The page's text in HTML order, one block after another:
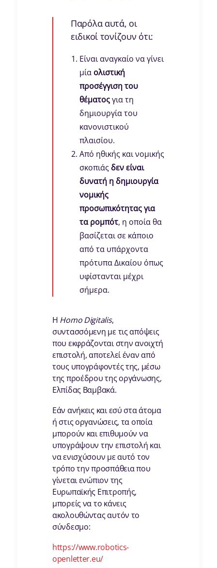
Παρόλα αυτά, οι
ειδικοί τονίζουν ότι:
Είναι αναγκαίο να γίνει
μία ολιστική
προσέγγιση του
θέματοςγια τη
δημιουργία του
κανονιστικού
πλαισίου.
Από ηθικής και νομικής
σκοπιάς δεν είναι
δυνατή η δημιουργία
νομικής
προσωπικότητας για
τα ρομπότ, η οποία θα
βασίζεται σε κάποιο
από τα υπάρχοντα
πρότυπα Δικαίου όπως
υφίστανται μέχρι
σήμερα.
Η Homo Digitalis,
συντασσόμενη με τις απόψεις
που εκφράζονται στην ανοιχτή
επιστολή, αποτελεί έναν από
τους υπογράφοντές της, μέσω
της προέδρου της οργάνωσης,
Ελπίδας Βαμβακά.
Εάν ανήκεις και εσύ στα άτομα
ή στις οργανώσεις, τα οποία
μπορούν και επιθυμούν να
υπογράψουν την επιστολή και
να ενισχύσουν με αυτό τον
τρόπο την προσπάθεια που
γίνεται ενώπιον της
Ευρωπαϊκής Επιτροπής,
μπορείς να το κάνεις
ακολουθώντας αυτόν το
σύνδεσμο:
https://www.robotics-
openletter.eu/